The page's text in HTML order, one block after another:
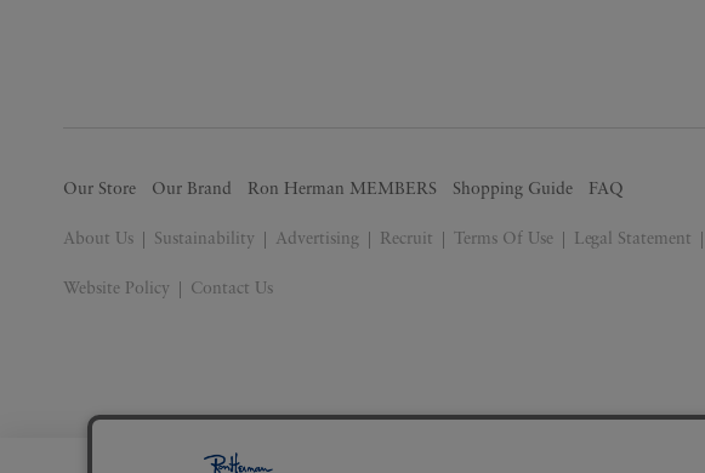
Our Store Our Brand Ron Herman MEMBERS Shopping Guide FAQ
About Us Sustainability Advertising Recruit Terms Of Use Legal Statement
Website Policy Contact Us